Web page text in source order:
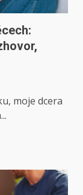
moje dcera